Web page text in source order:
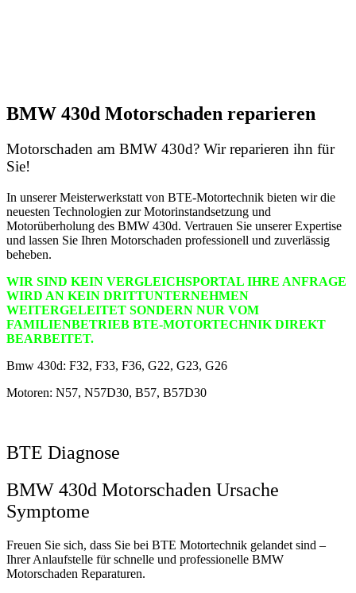
BMW 430d Motorschaden reparieren
Motorschaden am BMW 430d? Wir reparieren ihn für
Sie!
In unserer Meisterwerkstatt von BTE-Motortechnik bieten wir die
neuesten Technologien zur Motorinstandsetzung und
Motorüberholung des BMW 430d. Vertrauen Sie unserer Expertise
und lassen Sie Ihren Motorschaden professionell und zuverlässig
beheben.
WIR SIND KEIN VERGLEICHSPORTAL IHRE ANFRAGE
WIRD AN KEIN DRITTUNTERNEHMEN
WEITERGELEITET SONDERN NUR VOM
FAMILIENBETRIEB BTE-MOTORTECHNIK DIREKT
BEARBEITET.
Bmw 430d: F32, F33, F36, G22, G23, G26
Motoren: N57, N57D30, B57, B57D30
BTE Diagnose
BMW 430d Motorschaden Ursache
Symptome
Freuen Sie sich, dass Sie bei BTE Motortechnik gelandet sind –
Ihrer Anlaufstelle für schnelle und professionelle BMW
Motorschaden Reparaturen.